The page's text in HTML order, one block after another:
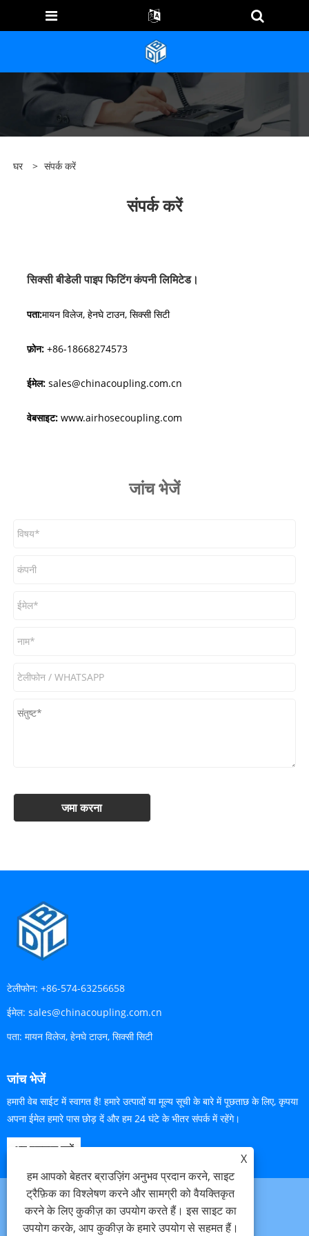
घर > संपर्क करें
संपर्क करें
सिक्सी बीडेली पाइप फिटिंग कंपनी लिमिटेड।
पता:मायन विलेज, हेनघे टाउन, सिक्सी सिटी
फ़ोन: +86-18668274573
ईमेल: sales@chinacoupling.com.cn
वेबसाइट: www.airhosecoupling.com
जांच भेजें
टेलीफोन: +86-574-63256658
ईमेल: sales@chinacoupling.com.cn
पता: मायन विलेज, हेनघे टाउन, सिक्सी सिटी
जांच भेजें
हमारी वेब साईट में स्वागत है! हमारे उत्पादों या मूल्य सूची के बारे में पूछताछ के लिए, कृपया
अपना ईमेल हमारे पास छोड़ दें और हम 24 घंटे के भीतर संपर्क में रहेंगे।
अब पूछताछ करें
Links Sitemap RSS XML गोपनीयता नीति
X
हम आपको बेहतर ब्राउज़िंग अनुभव प्रदान करने, साइट
ट्रैफ़िक का विश्लेषण करने और सामग्री को वैयक्तिकृत
करने के लिए कुकीज़ का उपयोग करते हैं। इस साइट का
उपयोग करके, आप कुकीज़ के हमारे उपयोग से सहमत हैं।